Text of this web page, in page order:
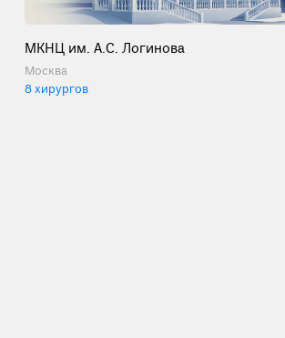
МКНЦ им. А.С. Логинова
Москва
8 хирургов